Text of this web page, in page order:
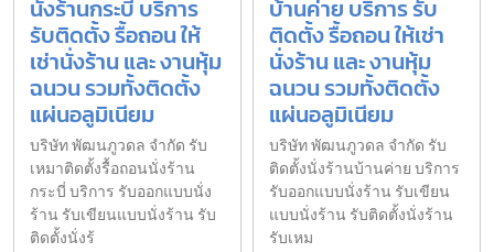
นั่งร้านกระบี่ บริการ
รับติดตั้ง รื้อถอน ให้
เช่านั่งร้าน และ งานหุ้ม
ฉนวน รวมทั้งติดตั้ง
แผ่นอลูมิเนียม
บริษัท พัฒนภูวดล จำกัด รับ
เหมาติดตั้งรื้อถอนนั่งร้าน
กระบี่ บริการ รับออกแบบนั่ง
ร้าน รับเขียนแบบนั่งร้าน รับ
ติดตั้งนั่งร้
บ้านค่าย บริการ รับ
ติดตั้ง รื้อถอน ให้เช่า
นั่งร้าน และ งานหุ้ม
ฉนวน รวมทั้งติดตั้ง
แผ่นอลูมิเนียม
บริษัท พัฒนภูวดล จำกัด รับ
ติดตั้งนั่งร้านบ้านค่าย บริการ
รับออกแบบนั่งร้าน รับเขียน
แบบนั่งร้าน รับติดตั้งนั่งร้าน
รับเหม